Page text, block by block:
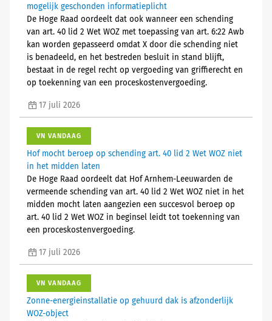
mogelijk geschonden informatieplicht
De Hoge Raad oordeelt dat ook wanneer een schending
van art. 40 lid 2 Wet WOZ met toepassing van art. 6:22 Awb
kan worden gepasseerd omdat X door die schending niet
is benadeeld, en het bestreden besluit in stand blijft,
bestaat in de regel recht op vergoeding van griffierecht en
op toekenning van een proceskostenvergoeding.
17 juli 2026
VN VANDAAG
Hof mocht beroep op schending art. 40 lid 2 Wet WOZ niet
in het midden laten
De Hoge Raad oordeelt dat Hof Arnhem-Leeuwarden de
vermeende schending van art. 40 lid 2 Wet WOZ niet in het
midden mocht laten aangezien een succesvol beroep op
art. 40 lid 2 Wet WOZ in beginsel leidt tot toekenning van
een proceskostenvergoeding.
17 juli 2026
VN VANDAAG
Zonne-energieinstallatie op gehuurd dak is afzonderlijk
WOZ-object